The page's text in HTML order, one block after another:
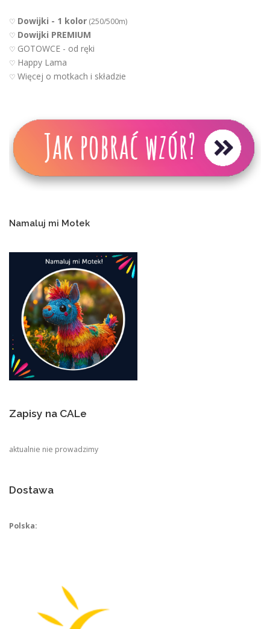
♡ Dowijki - 1 kolor (250/500m)
♡ Dowijki PREMIUM
♡ GOTOWCE - od ręki
♡ Happy Lama
♡ Więcej o motkach i składzie
Namaluj mi Motek
Zapisy na CALe
aktualnie nie prowadzimy
Dostawa
Polska: